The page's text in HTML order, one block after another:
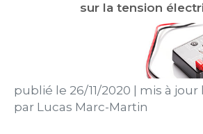
sur la tension
publié le 26/11/2020 mis à jour
par Lucas Marc-Martin